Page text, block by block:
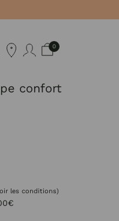
0
confort
les conditions)